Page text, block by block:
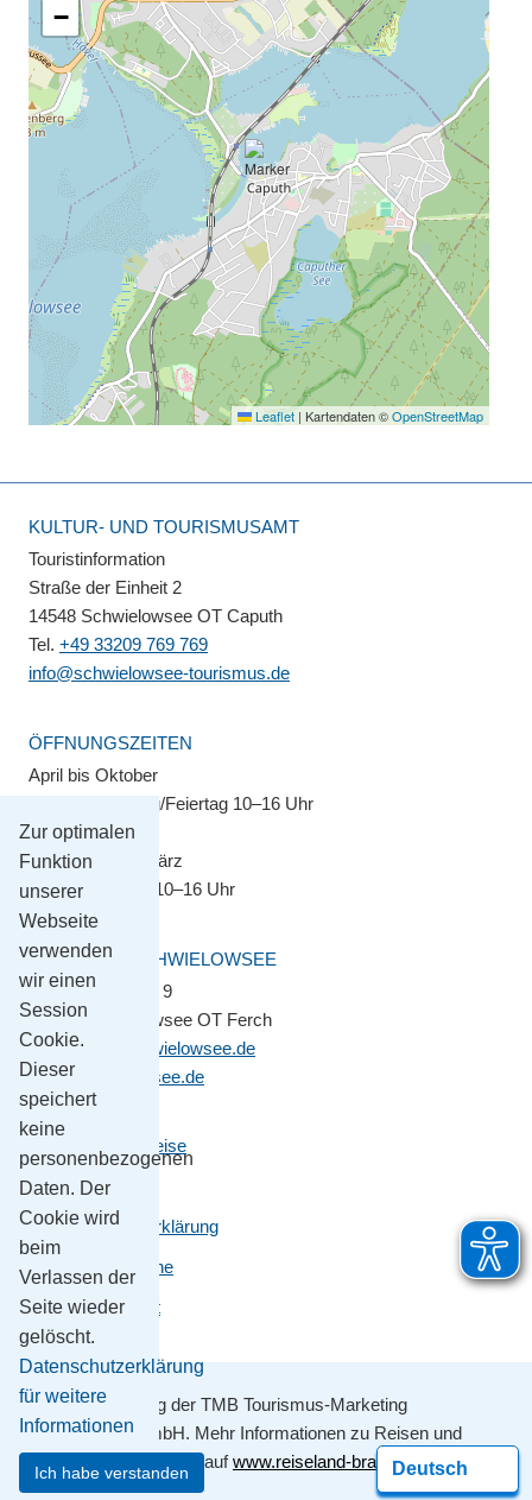
Zur optimalen
Funktion
unserer
Webseite
verwenden
wir einen
Session
Cookie.
Dieser
speichert
keine
personenbezogenen
Daten. Der
Cookie wird
beim
Verlassen der
Seite wieder
gelöscht.
Datenschutzerklärung
für weitere
Informationen
Ich habe verstanden
−
Leaflet | Kartendaten ©OpenStreetMap
KULTUR- UND TOURISMUSAMT
Touristinformation
Straße der Einheit 2
14548 Schwielowsee OT Caputh
Tel. +49 33209 769 769
info@schwielowsee-tourismus.de
ÖFFNUNGSZEITEN
April bis Oktober
Montag–Sonntag/Feiertag 10–16 Uhr
November bis März
Montag–Freitag 10–16 Uhr
GEMEINDE SCHWIELOWSEE
Potsdamer Platz 9
14548 Schwielowsee OT Ferch
gemeinde@schwielowsee.de
www.schwielowsee.de
Kontakt & Anreise
Impressum
Datenschutzerklärung
Leichte Sprache
Barrierefreiheit
Mit Unterstützung der TMB Tourismus-Marketing
Brandenburg GmbH. Mehr Informationen zu Reisen und
Ausflügen erhalten sie aufwww.reiseland-brandenburg.de